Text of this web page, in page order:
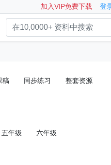
加入VIP免费下载 登
稿 同步练习 整套资源
五年级 六年级